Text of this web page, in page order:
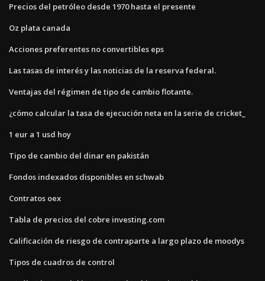
Precios del petróleo desde 1970 hasta el presente
Oz plata canada
Acciones preferentes no convertibles eps
Las tasas de interés y las noticias de la reserva federal.
Ventajas del régimen de tipo de cambio flotante.
¿cómo calcular la tasa de ejecución neta en la serie de cricket_
1 eur a 1 usd hoy
Tipo de cambio del dinar en pakistán
Fondos indexados disponibles en schwab
Contratos oex
Tabla de precios del cobre investing.com
Calificación de riesgo de contraparte a largo plazo de moodys
Tipos de cuadros de control